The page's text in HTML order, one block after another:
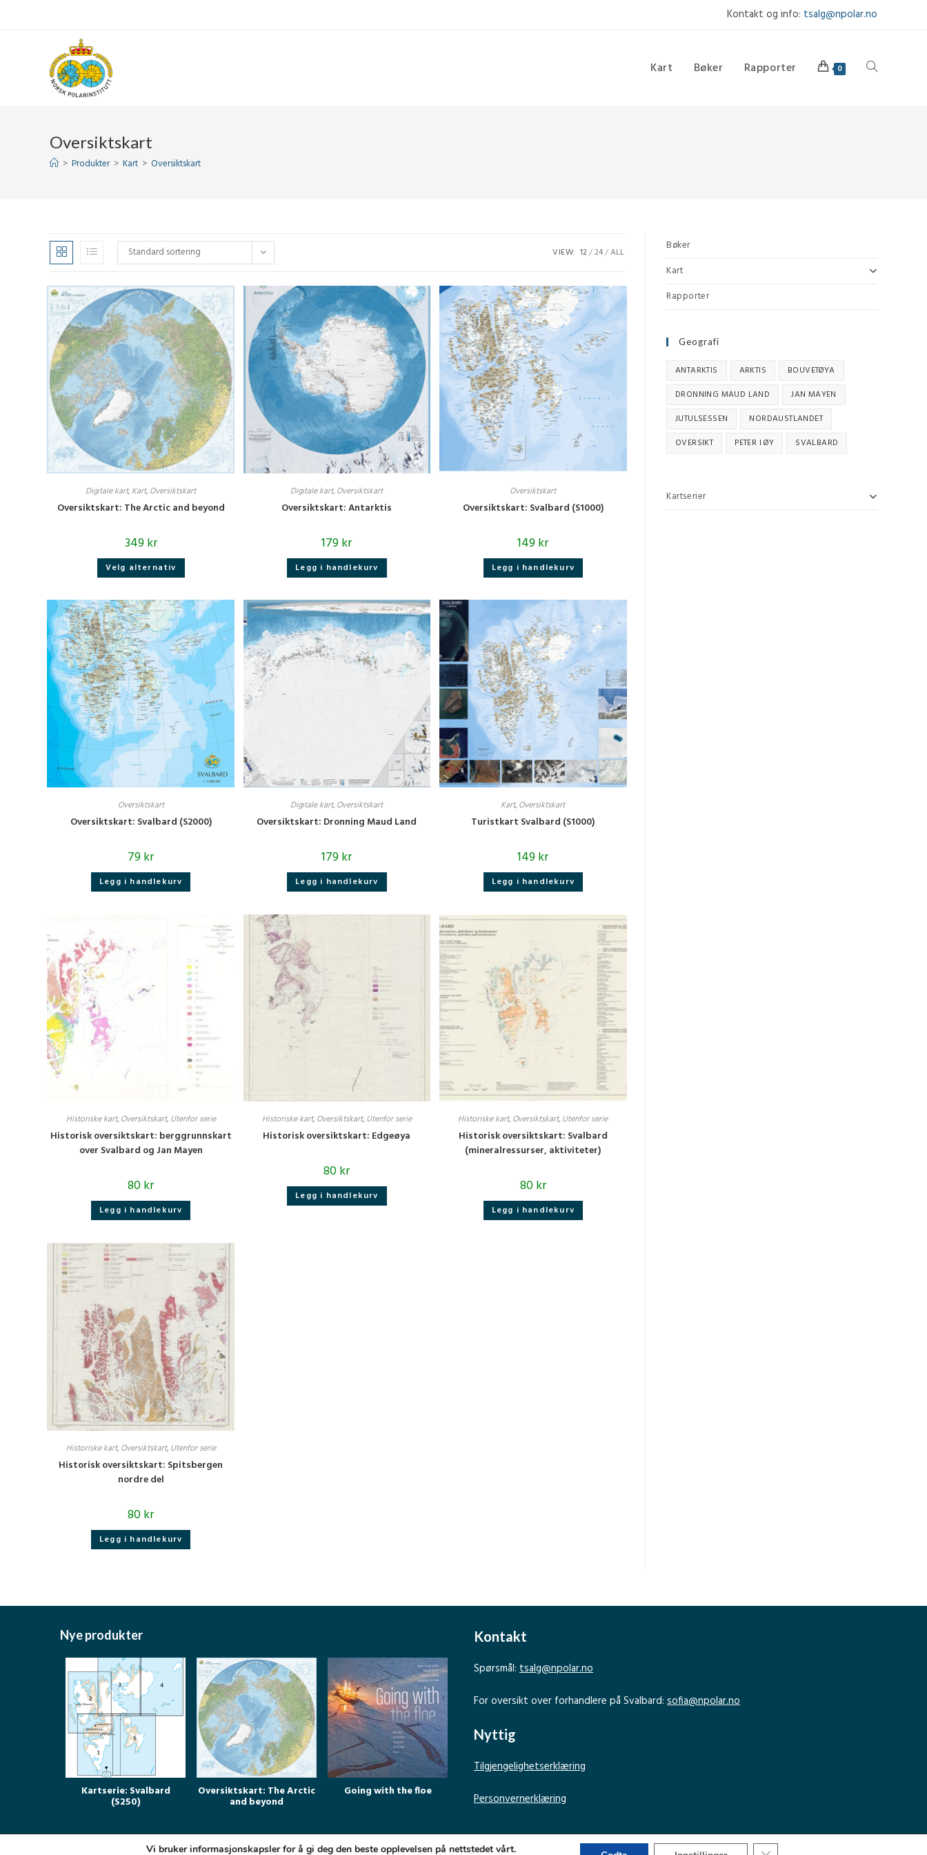
Kontakt og info: tsalg@npolar.no
Kart Bøker Rapporter 0 Toggle
Oversiktskart
> Produkter > Kart > Oversiktskart
Standard sortering VIEW: 12 24 ALL
Digitale kart, Kart, Oversiktskart
Oversiktskart: The Arctic and beyond
349kr
Velg alternativ Dette
har
varianter.
Alternativene
kan
velges
på
produktsiden
Digitale kart, Oversiktskart
Oversiktskart: Antarktis
179kr
Legg i handlekurv
Oversiktskart
Oversiktskart: Svalbard (S1000)
149kr
Legg i handlekurv
Oversiktskart
Oversiktskart: Svalbard (S2000)
79kr
Legg i handlekurv
Digitale kart, Oversiktskart
Oversiktskart: Dronning Maud Land
179kr
Legg i handlekurv
Kart, Oversiktskart
Turistkart Svalbard (S1000)
149kr
Legg i handlekurv
Historiske kart, Oversiktskart, Utenfor serie
Historisk oversiktskart: berggrunnskart
over Svalbard og Jan Mayen
80kr
Legg i handlekurv
Historiske kart, Oversiktskart, Utenfor serie
Historisk oversiktskart: Edgeøya
80kr
Legg i handlekurv
Historiske kart, Oversiktskart, Utenfor serie
Historisk oversiktskart: Svalbard
(mineralressurser, aktiviteter)
80kr
Legg i handlekurv
Historiske kart, Oversiktskart, Utenfor serie
Historisk oversiktskart: Spitsbergen
nordre del
80kr
Legg i handlekurv
Bøker
Kart
Rapporter
Geografi
ANTARKTIS ARKTIS
BOUVETØYA
DRONNING MAUD LAND
JAN MAYEN
JUTULSESSEN
NORDAUSTLANDET
OVERSIKT
PETER I ØY SVALBARD
Kartserier
Nye produkter
Kartserie: Svalbard
(S250)
Oversiktskart: The Arctic
and beyond
Going with the floe
Kontakt
Spørsmål: tsalg@npolar.no
For oversikt over forhandlere på Svalbard: sofia@npolar.no
Nyttig
Tilgjengelighetserklæring
Personvernerklæring
Vi bruker informasjonskapsler for å gi deg den beste opplevelsen på nettstedet vårt. Lukk GDPR Infokapsel-banner